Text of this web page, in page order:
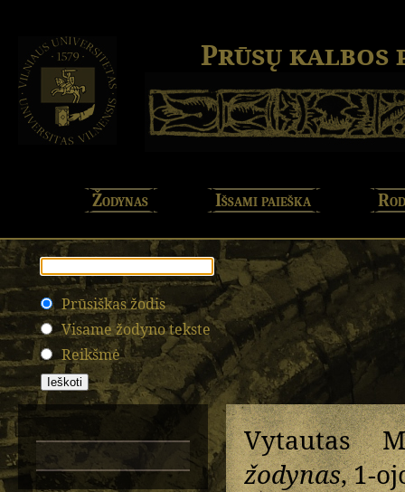
Prūsų kalbos
Žodynas Išsami paieška
Prūsiškas žodis
Visame žodyno tekste
Reikšmė
Vytautas
žodynas, 1-